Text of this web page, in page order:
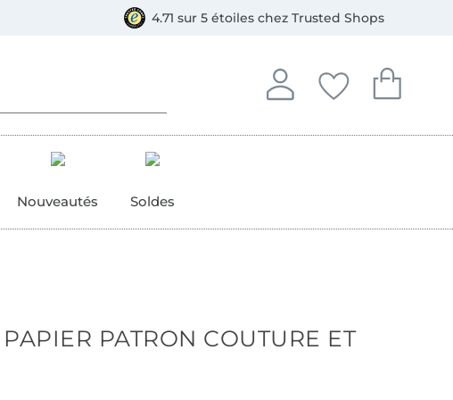
4.71 sur 5 étoiles chez Trusted Shops
Se connecter
Se connecter à votre
Mes favoris
Vous avez
Mon
Vous avez
Nouveautés Soldes
PATRON COUTURE ET
Virement, Bancontact